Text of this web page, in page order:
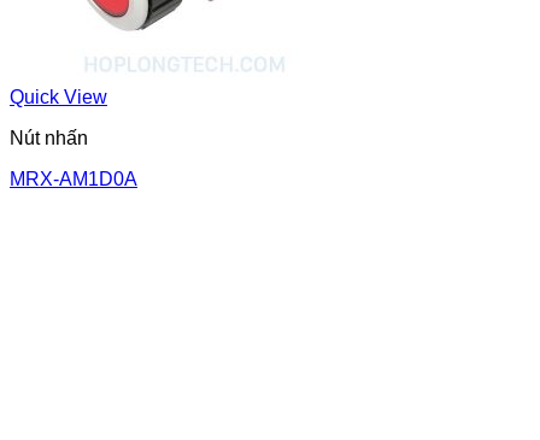
Quick View
Nút nhấn
MRX-AM1D0A